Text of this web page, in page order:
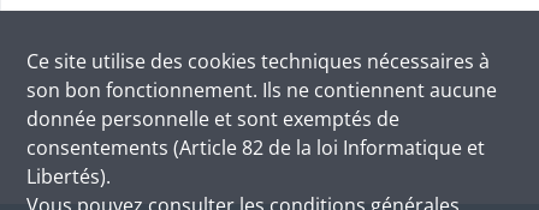
Ce site utilise des cookies techniques nécessaires à
son bon fonctionnement. Ils ne contiennent aucune
donnée personnelle et sont exemptés de
consentements (Article 82 de la loi Informatique et
Libertés).